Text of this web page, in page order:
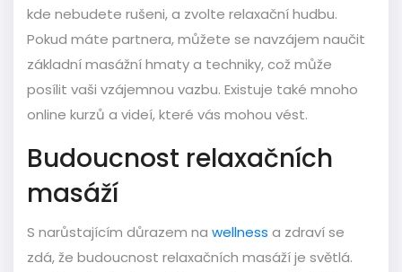
kde nebudete rušeni, a zvolte relaxační hudbu.
Pokud máte partnera, můžete se navzájem naučit
základní masážní hmaty a techniky, což může
posílit vaši vzájemnou vazbu. Existuje také mnoho
online kurzů a videí, které vás mohou vést.
Budoucnost relaxačních
masáží
S narůstajícím důrazem na wellness a zdraví se
zdá, že budoucnost relaxačních masáží je světlá.